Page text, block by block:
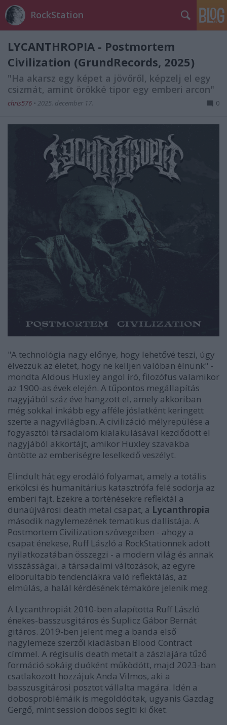
RockStation
LYCANTHROPIA - Postmortem
Civilization (GrundRecords, 2025)
"Ha akarsz egy képet a jövőről, képzelj el egy
csizmát, amint örökké tipor egy emberi arcon"
chris576 • 2025. december 17. 0
"A technológia nagy előnye, hogy lehetővé teszi, úgy
élvezzük az életet, hogy ne kelljen valóban élnünk" -
mondta Aldous Huxley angol író, filozófus valamikor
az 1900-as évek elején. A tűpontos megállapítás
nagyjából száz éve hangzott el, amely akkoriban
még sokkal inkább egy afféle jóslatként keringett
szerte a nagyvilágban. A civilizáció mélyrepülése a
fogyasztói társadalom kialakulásával kezdődött el
nagyjából akkortájt, amikor Huxley szavakba
öntötte az emberiségre leselkedő veszélyt.
Elindult hát egy erodáló folyamat, amely a totális
erkölcsi és humanitárius katasztrófa felé sodorja az
emberi fajt. Ezekre a történésekre reflektál a
dunaújvárosi death metal csapat, a Lycanthropia
második nagylemezének tematikus dallistája. A
Postmortem Civilization szövegeiben - ahogy a
csapat énekese, Ruff László a RockStationnek adott
nyilatkozatában összegzi - a modern világ és annak
visszásságai, a társadalmi változások, az egyre
elborultabb tendenciákra való reflektálás, az
elmúlás, a halál kérdésének témaköre jelenik meg.
A Lycanthropiát 2010-ben alapította Ruff László
énekes-basszusgitáros és Suplicz Gábor Bernát
gitáros. 2019-ben jelent meg a banda első
nagylemeze szerzői kiadásban Blood Contract
címmel. A régisulis death metalt a zászlajára tűző
formáció sokáig duóként működött, majd 2023-ban
csatlakozott hozzájuk Anda Vilmos, aki a
basszusgitárosi posztot vállalta magára. Idén a
dobosproblémáik is megoldódtak, ugyanis Gazdag
Gergő, mint session dobos segíti ki őket.